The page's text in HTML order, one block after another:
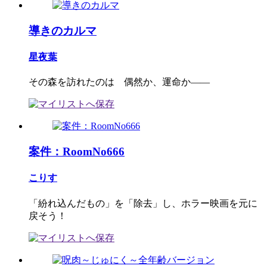
導きのカルマ
星夜葉
その森を訪れたのは 偶然か、運命か――
案件：RoomNo666
こりす
「紛れ込んだもの」を「除去」し、ホラー映画を元に
戻そう！